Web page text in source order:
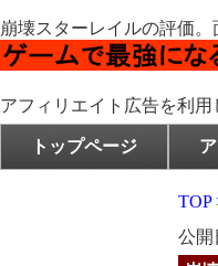
崩壊スターレイルの評価。
アフィリエイト広告を利用
トップページ
TOP
公